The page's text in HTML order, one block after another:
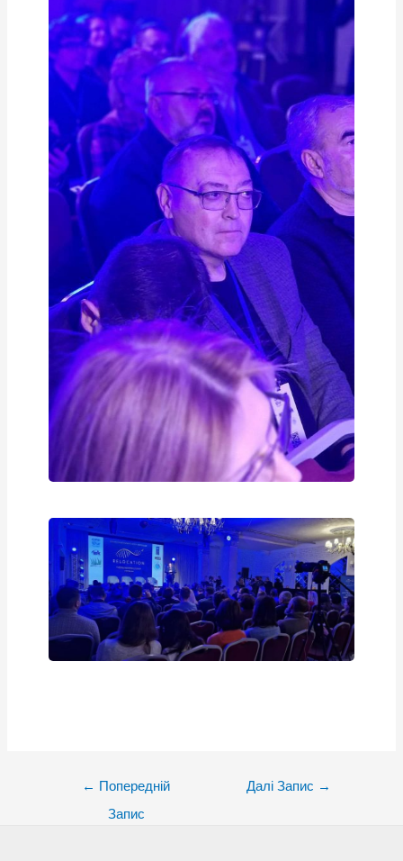
← Попередній
Запис
Далі Запис →